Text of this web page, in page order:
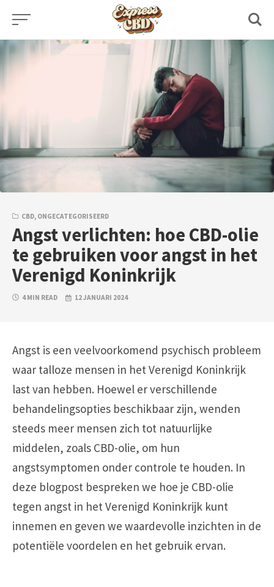
Skip
content
CBD, ONGECATEGORISEERD
Angst verlichten: hoe CBD-olie
te gebruiken voor angst in het
Verenigd Koninkrijk
4 MIN READ 12 JANUARI 2024
Angst is een veelvoorkomend psychisch probleem
waar talloze mensen in het Verenigd Koninkrijk
last van hebben. Hoewel er verschillende
behandelingsopties beschikbaar zijn, wenden
steeds meer mensen zich tot natuurlijke
middelen, zoals CBD-olie, om hun
angstsymptomen onder controle te houden. In
deze blogpost bespreken we hoe je CBD-olie
tegen angst in het Verenigd Koninkrijk kunt
innemen en geven we waardevolle inzichten in de
potentiële voordelen en het gebruik ervan.